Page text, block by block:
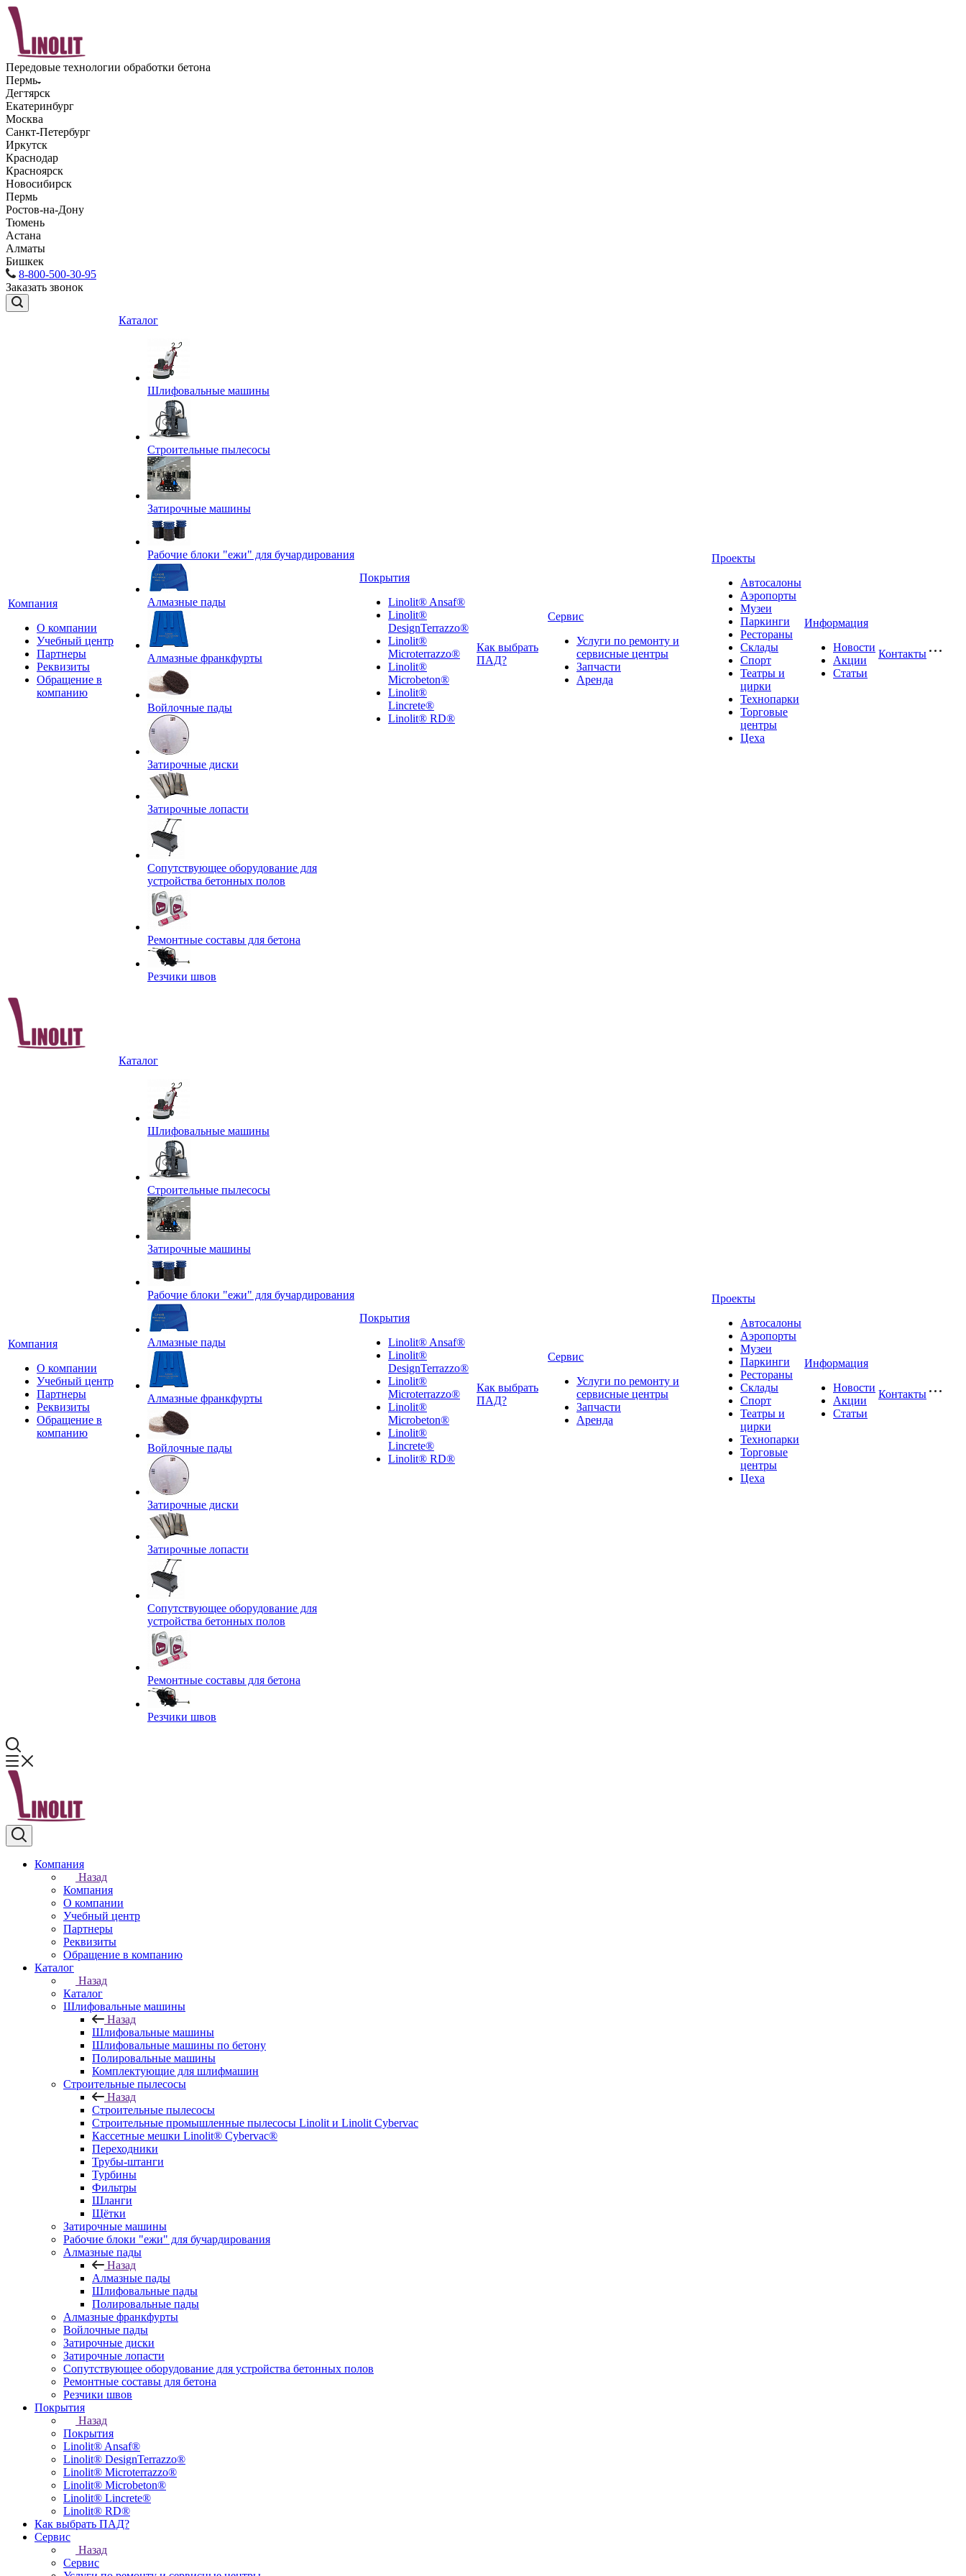
Передовые технологии обработки бетона
Пермь
Дегтярск
Екатеринбург
Москва
Санкт-Петербург
Иркутск
Краснодар
Красноярск
Новосибирск
Пермь
Ростов-на-Дону
Тюмень
Астана
Алматы
Бишкек
8-800-500-30-95
Заказать звонок
Компания
О компании
Учебный центр
Партнеры
Реквизиты
Обращение в
компанию
Каталог
Шлифовальные машины
Строительные пылесосы
Затирочные машины
Рабочие блоки "ежи" для бучардирования
Алмазные пады
Алмазные франкфурты
Войлочные пады
Затирочные диски
Затирочные лопасти
Сопутствующее оборудование для
устройства бетонных полов
Ремонтные составы для бетона
Резчики швов
Покрытия
Linolit® Ansaf®
Linolit®
DesignTerrazzo®
Linolit®
Microterrazzo®
Linolit®
Microbeton®
Linolit®
Lincrete®
Linolit® RD®
Как выбрать
ПАД?
Сервис
Услуги по ремонту и
сервисные центры
Запчасти
Аренда
Проекты
Автосалоны
Аэропорты
Музеи
Паркинги
Рестораны
Склады
Спорт
Театры и
цирки
Технопарки
Торговые
центры
Цеха
Информация
Новости
Акции
Статьи
Контакты
Компания
О компании
Учебный центр
Партнеры
Реквизиты
Обращение в
компанию
Каталог
Шлифовальные машины
Строительные пылесосы
Затирочные машины
Рабочие блоки "ежи" для бучардирования
Алмазные пады
Алмазные франкфурты
Войлочные пады
Затирочные диски
Затирочные лопасти
Сопутствующее оборудование для
устройства бетонных полов
Ремонтные составы для бетона
Резчики швов
Покрытия
Linolit® Ansaf®
Linolit®
DesignTerrazzo®
Linolit®
Microterrazzo®
Linolit®
Microbeton®
Linolit®
Lincrete®
Linolit® RD®
Как выбрать
ПАД?
Сервис
Услуги по ремонту и
сервисные центры
Запчасти
Аренда
Проекты
Автосалоны
Аэропорты
Музеи
Паркинги
Рестораны
Склады
Спорт
Театры и
цирки
Технопарки
Торговые
центры
Цеха
Информация
Новости
Акции
Статьи
Контакты
Компания
Назад
Компания
О компании
Учебный центр
Партнеры
Реквизиты
Обращение в компанию
Каталог
Назад
Каталог
Шлифовальные машины
Назад
Шлифовальные машины
Шлифовальные машины по бетону
Полировальные машины
Комплектующие для шлифмашин
Строительные пылесосы
Назад
Строительные пылесосы
Строительные промышленные пылесосы Linolit и Linolit Cybervac
Кассетные мешки Linolit® Cybervac®
Переходники
Трубы-штанги
Турбины
Фильтры
Шланги
Щётки
Затирочные машины
Рабочие блоки "ежи" для бучардирования
Алмазные пады
Назад
Алмазные пады
Шлифовальные пады
Полировальные пады
Алмазные франкфурты
Войлочные пады
Затирочные диски
Затирочные лопасти
Сопутствующее оборудование для устройства бетонных полов
Ремонтные составы для бетона
Резчики швов
Покрытия
Назад
Покрытия
Linolit® Ansaf®
Linolit® DesignTerrazzo®
Linolit® Microterrazzo®
Linolit® Microbeton®
Linolit® Lincrete®
Linolit® RD®
Как выбрать ПАД?
Сервис
Назад
Сервис